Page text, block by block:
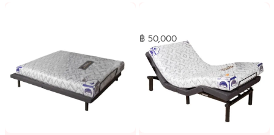
฿ 50,000